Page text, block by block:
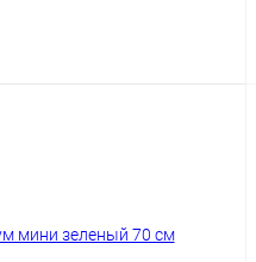
В корзину